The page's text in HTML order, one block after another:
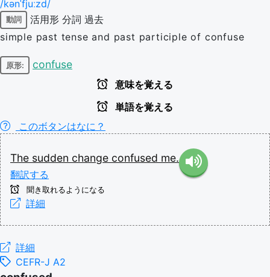
/kənˈfjuːzd/
動詞 活用形 分詞 過去
simple past tense and past participle of confuse
原形: confuse
意味を覚える
単語を覚える
このボタンはなに？
The sudden change confused me.
翻訳する
聞き取れるようになる
詳細
詳細
CEFR-J A2